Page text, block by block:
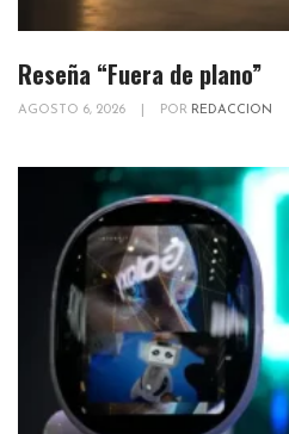
Reseña “Fuera de plano”
AGOSTO 6, 2026 POR REDACCION